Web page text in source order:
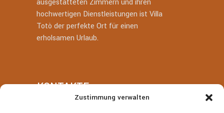
Zustimmung verwalten
ausgestatteten Zimmern und ihren
hochwertigen Dienstleistungen ist Villa
Totò der perfekte Ort für einen
erholsamen Urlaub.
KONTAKTE